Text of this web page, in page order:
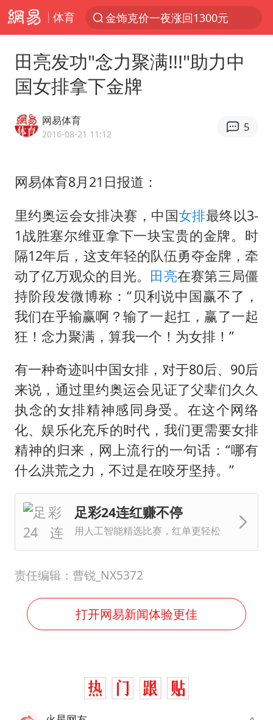
体育
金饰克价一夜涨回1300元
峰哥 汪海林
河南重大刑事案嫌疑人落网
白海豚将正面袭击贯穿浙江
酒店回应车内过夜被收150元
“不怕六爷挂得多 就怕六爷挂一颗”
牛津大学一纸声明甩不了锅
网传《披荆斩棘2026》名单
女主硬加吻戏短剧已下架
浙江台州《告全体市民书》
香港宏福苑火灾或由烟头引起
人民的健康、体质、幸福一脉相承
田亮发功"念力聚满!!!"助力中
国女排拿下金牌
网易体育
2016-08-21 11:12
5
网易体育8月21日报道：
里约奥运会女排决赛，中国女排最终以3-
1战胜塞尔维亚拿下一块宝贵的金牌。时
隔12年后，这支年轻的队伍勇夺金牌，牵
动了亿万观众的目光。 田亮在赛第三局僵
持阶段发微博称：“贝利说中国赢不了，
我们在乎输赢啊？输了一起扛，赢了一起
狂！念力聚满，算我一个！为女排！”
有一种奇迹叫中国女排，对于80后、90后
来说，通过里约奥运会见证了父辈们久久
执念的女排精神感同身受。在这个网络
化、娱乐化充斥的时代，我们更需要女排
精神的归来，网上流行的一句话：“哪有
什么洪荒之力，不过是在咬牙坚持。”
足彩24连红赚不停
用人工智能精选比赛，红单更轻松
责任编辑：曹锐_NX5372
打开网易新闻体验更佳